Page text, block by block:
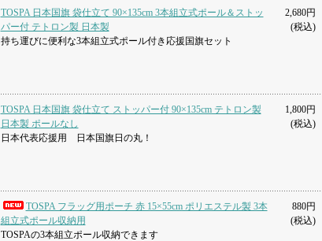
TOSPA 日本国旗 袋仕立て 90×135cm 3本組立式ポール＆ストッ
パー付 テトロン製 日本製
2,680円
(税込)
持ち運びに便利な3本組立式ポール付き応援国旗セット
TOSPA 日本国旗 袋仕立て ストッパー付 90×135cm テトロン製
日本製 ポールなし
1,800円
(税込)
日本代表応援用 日本国旗日の丸！
TOSPA フラッグ用ポーチ 赤 15×55cm ポリエステル製 3本
組立式ポール収納用
880円
(税込)
TOSPAの3本組立ポール収納できます